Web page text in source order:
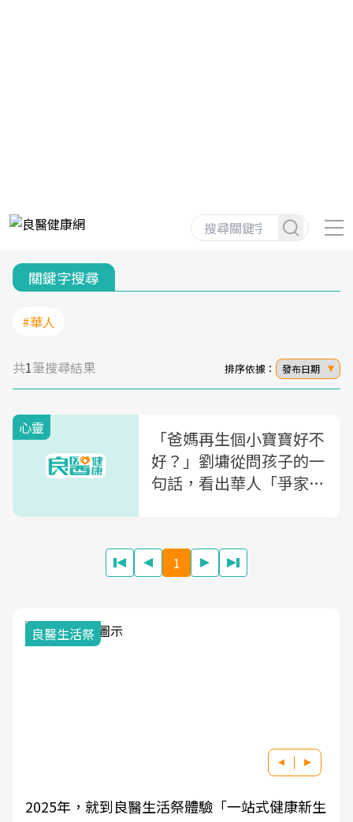
關鍵字搜尋
#華人
共1筆搜尋結果 排序依據： 發布日期
心靈
「爸媽再生個小寶寶好不
好？」劉墉從問孩子的一
句話，看出華人「爭家
1
良醫生活祭
2025年，就到良醫生活祭體驗「一站式健康新生